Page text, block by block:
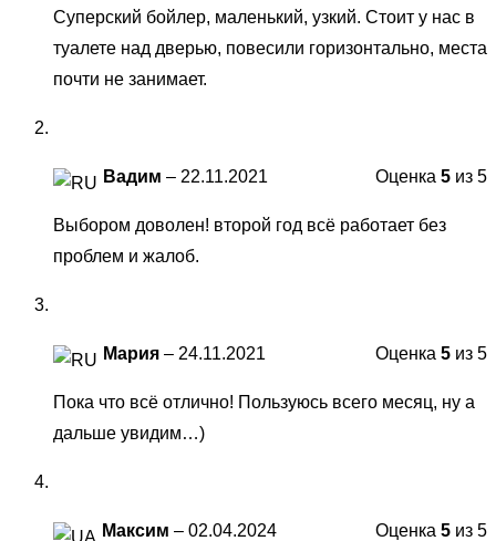
Суперский бойлер, маленький, узкий. Стоит у нас в
туалете над дверью, повесили горизонтально, места
почти не занимает.
Оценка 5 из 5
Вадим – 22.11.2021
Выбором доволен! второй год всё работает без
проблем и жалоб.
Оценка 5 из 5
Мария – 24.11.2021
Пока что всё отлично! Пользуюсь всего месяц, ну а
дальше увидим…)
Оценка 5 из 5
Максим – 02.04.2024